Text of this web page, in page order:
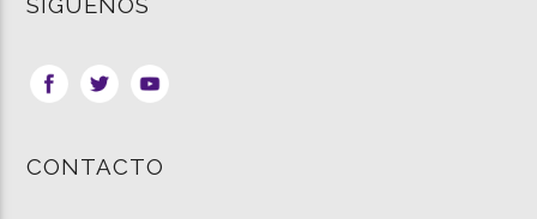
CONTACTO